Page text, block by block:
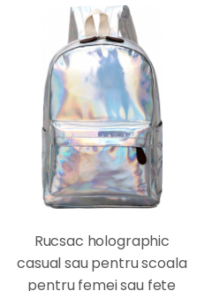
Rucsac holographic
casual sau pentru scoala
pentru femei sau fete